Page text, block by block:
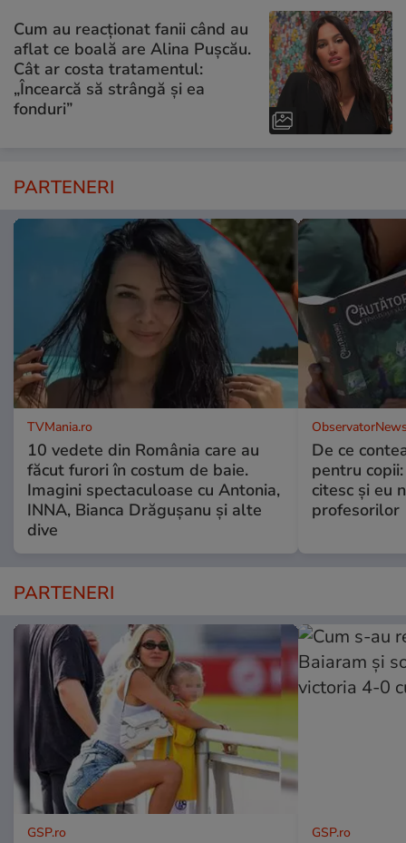
Cum au reacționat fanii când au
aflat ce boală are Alina Pușcău.
Cât ar costa tratamentul:
„Încearcă să strângă și ea
fonduri”
PARTENERI
TVMania.ro
10 vedete din România care au
făcut furori în costum de baie.
Imagini spectaculoase cu Antonia,
INNA, Bianca Drăgușanu și alte
dive
De ce
pentru
citesc și eu
profesorilor
PARTENERI
GSP.ro GSP.ro